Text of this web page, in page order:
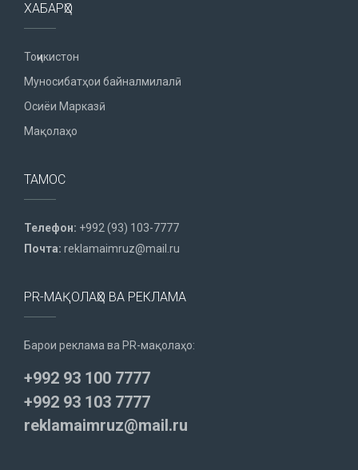
ХАБАРҲО
Тоҷикистон
Муносибатҳои байналмилалӣ
Осиёи Марказӣ
Мақолаҳо
ТАМОС
Телефон: +992 (93) 103-7777
Почта: reklamaimruz@mail.ru
PR-МАҚОЛАҲО ВА РЕКЛАМА
Барои реклама ва PR-мақолаҳо:
+992 93 100 7777
+992 93 103 7777
reklamaimruz@mail.ru